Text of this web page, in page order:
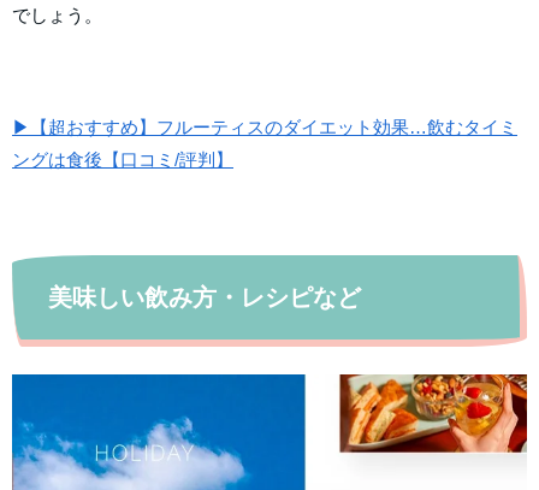
でしょう。
▶【超おすすめ】フルーティスのダイエット効果…飲むタイミ
ングは食後【口コミ/評判】
美味しい飲み方・レシピなど